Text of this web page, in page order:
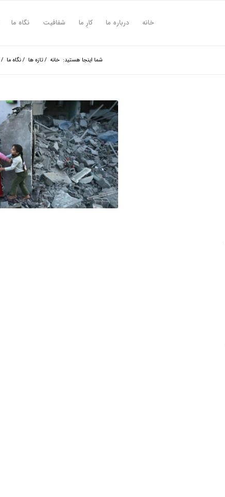
خانه درباره ما کارِ ما شفافیت نگاه ما
شما اینجا هستید: خانه /تازه ها /نگاه ما /